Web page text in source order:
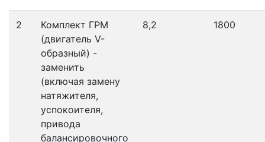
2
Комплект ГРМ
(двигатель V-
образный) -
заменить
(включая замену
натяжителя,
успокоителя,
привода
балансировочного
8,2 1800